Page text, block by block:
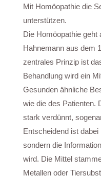
Mit Homöopathie die
unterstützen.
Die Homöopathie geht
Hahnemann aus dem
zentrales Prinzip ist
Behandlung wird ein
Gesunden ähnliche
wie die des Patienten.
stark verdünnt,
Entscheidend ist
sondern die
wird. Die Mittel
Metallen oder